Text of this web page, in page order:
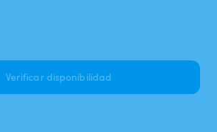
Verificar disponibilidad